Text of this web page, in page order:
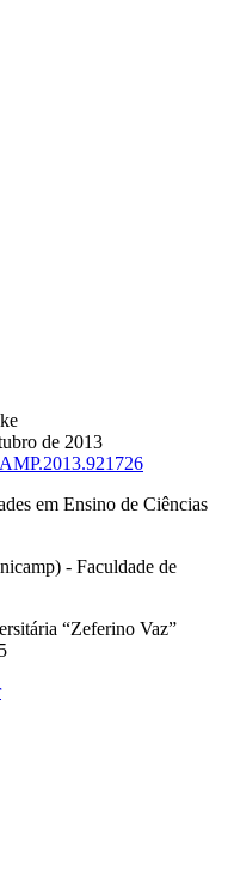
de 2013
em Ensino de Ciências
- Faculdade de
“Zeferino Vaz”